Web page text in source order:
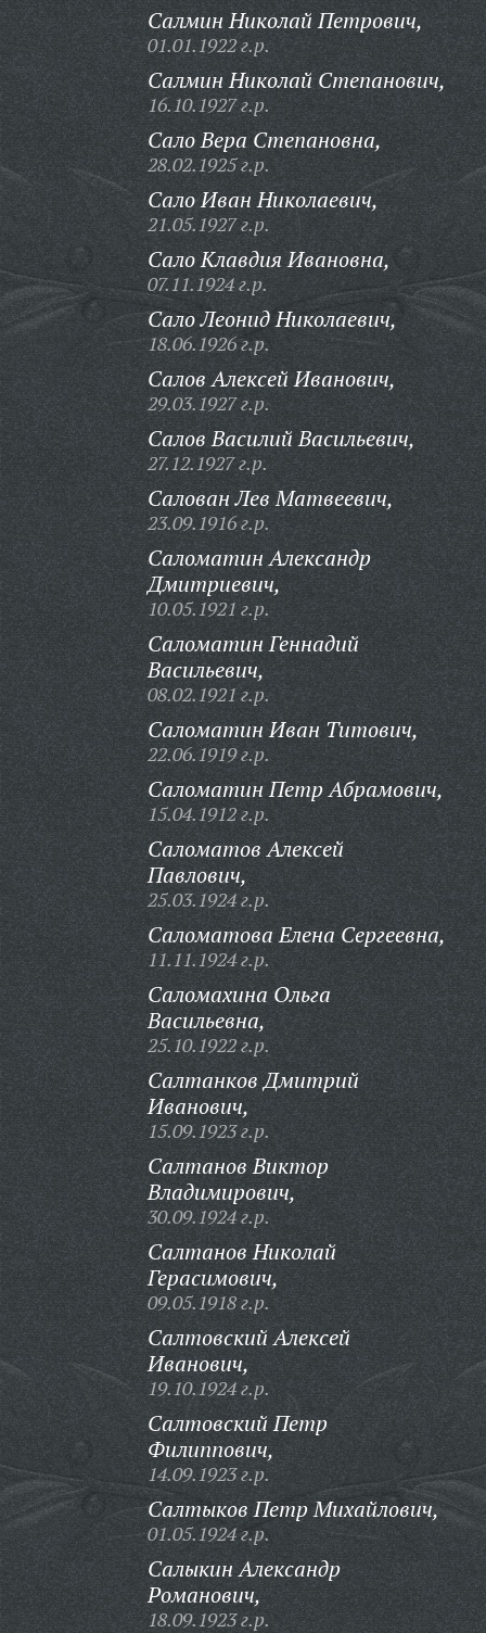
Салмин Николай Петрович,
01.01.1922 г.р.
Салмин Николай Степанович,
16.10.1927 г.р.
Сало Вера Степановна,
28.02.1925 г.р.
Сало Иван Николаевич,
21.05.1927 г.р.
Сало Клавдия Ивановна,
07.11.1924 г.р.
Сало Леонид Николаевич,
18.06.1926 г.р.
Салов Алексей Иванович,
29.03.1927 г.р.
Салов Василий Васильевич,
27.12.1927 г.р.
Салован Лев Матвеевич,
23.09.1916 г.р.
Саломатин Александр
Дмитриевич,
10.05.1921 г.р.
Саломатин Геннадий
Васильевич,
08.02.1921 г.р.
Саломатин Иван Титович,
22.06.1919 г.р.
Саломатин Петр Абрамович,
15.04.1912 г.р.
Саломатов Алексей
Павлович,
25.03.1924 г.р.
Саломатова Елена Сергеевна,
11.11.1924 г.р.
Саломахина Ольга
Васильевна,
25.10.1922 г.р.
Салтанков Дмитрий
Иванович,
15.09.1923 г.р.
Салтанов Виктор
Владимирович,
30.09.1924 г.р.
Салтанов Николай
Герасимович,
09.05.1918 г.р.
Салтовский Алексей
Иванович,
19.10.1924 г.р.
Салтовский Петр
Филиппович,
14.09.1923 г.р.
Салтыков Петр Михайлович,
01.05.1924 г.р.
Салыкин Александр
Романович,
18.09.1923 г.р.